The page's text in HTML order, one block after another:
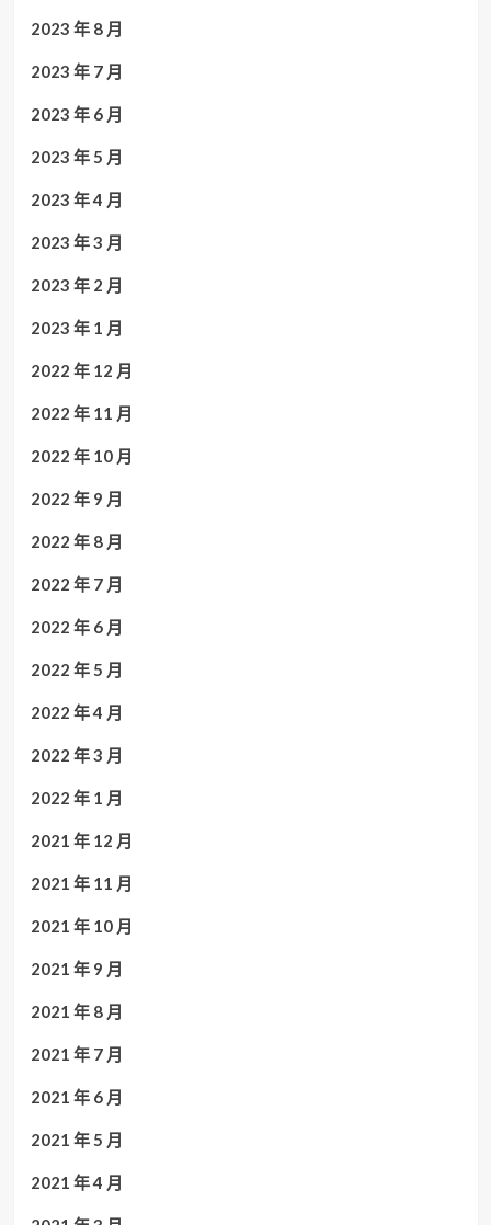
2023 年 8 月
2023 年 7 月
2023 年 6 月
2023 年 5 月
2023 年 4 月
2023 年 3 月
2023 年 2 月
2023 年 1 月
2022 年 12 月
2022 年 11 月
2022 年 10 月
2022 年 9 月
2022 年 8 月
2022 年 7 月
2022 年 6 月
2022 年 5 月
2022 年 4 月
2022 年 3 月
2022 年 1 月
2021 年 12 月
2021 年 11 月
2021 年 10 月
2021 年 9 月
2021 年 8 月
2021 年 7 月
2021 年 6 月
2021 年 5 月
2021 年 4 月